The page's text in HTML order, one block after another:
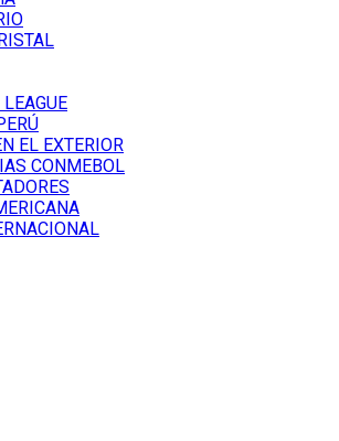
EL EXTERIOR
CONMEBOL